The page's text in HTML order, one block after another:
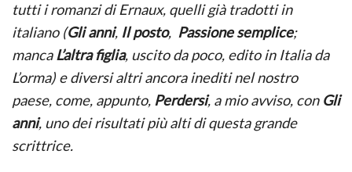
tutti i romanzi di Ernaux, quelli già tradotti in
italiano (Gli anni, Il posto, Passione semplice;
mancaL’altra figlia, uscito da poco, edito in Italia da
L’orma) e diversi altri ancora inediti nel nostro
paese, come, appunto, Perdersi, a mio avviso, con Gli
anni, uno dei risultati più alti di questa grande
scrittrice.